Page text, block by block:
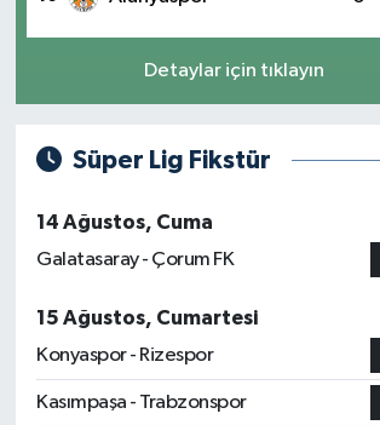
Detaylar için tıklayın
Süper Lig Fikstür
14 Ağustos, Cuma
Galatasaray - Çorum FK
15 Ağustos, Cumartesi
Konyaspor - Rizespor
Kasımpaşa - Trabzonspor